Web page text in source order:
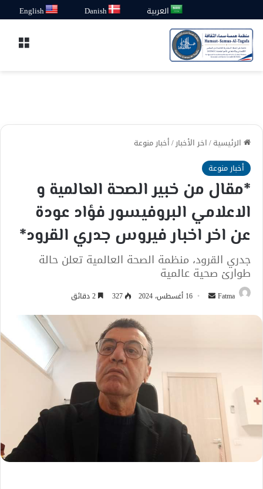
العربية Danish
English
الرئيسية/اخر الأخبار/أخبار منوعة
أخبار منوعة
*مقال من خبير الصحة العالمية و
الاعلامي البروفيسور فؤاد عودة
عن اخر اخبار فيروس جدري القرود*
جدري القرود، منظمة الصحة العالمية تعلن حالة
طوارئ صحية عالمية
Fatma
أرسل 16 أغسطس، 2024 327